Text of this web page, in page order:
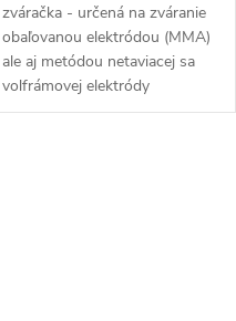
zváračka - určená na zváranie
obaľovanou elektródou (MMA)
ale aj metódou netaviacej sa
volfrámovej elektródy
(LiftTIG)....